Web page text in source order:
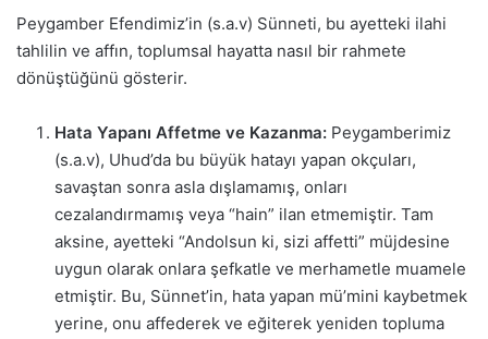
Peygamber Efendimiz’in (s.a.v) Sünneti, bu ayetteki ilahi
tahlilin ve affın, toplumsal hayatta nasıl bir rahmete
dönüştüğünü gösterir.
Hata Yapanı Affetme ve Kazanma: Peygamberimiz
(s.a.v), Uhud’da bu büyük hatayı yapan okçuları,
savaştan sonra asla dışlamamış, onları
cezalandırmamış veya “hain” ilan etmemiştir. Tam
aksine, ayetteki “Andolsun ki, sizi affetti” müjdesine
uygun olarak onlara şefkatle ve merhametle muamele
etmiştir. Bu, Sünnet’in, hata yapan mü’mini kaybetmek
yerine, onu affederek ve eğiterek yeniden topluma